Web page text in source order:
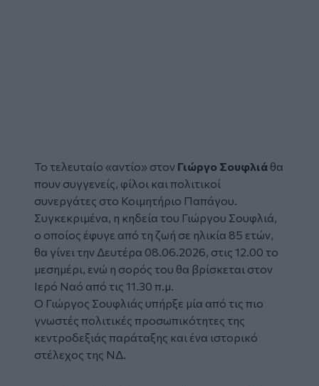
Το τελευταίο «αντίο» στον Γιώργο Σουφλιά θα
πουν συγγενείς, φίλοι και πολιτικοί
συνεργάτες στο Κοιμητήριο Παπάγου.
Συγκεκριμένα, η κηδεία του Γιώργου Σουφλιά,
ο οποίος έφυγε από τη ζωή σε ηλικία 85 ετών,
θα γίνει την Δευτέρα 08.06.2026, στις 12.00 το
μεσημέρι, ενώ η σορός του θα βρίσκεται στον
Ιερό Ναό από τις 11.30 π.μ.
Ο Γιώργος Σουφλιάς υπήρξε μία από τις πιο
γνωστές πολιτικές προσωπικότητες της
κεντροδεξιάς παράταξης και ένα ιστορικό
στέλεχος της ΝΔ.